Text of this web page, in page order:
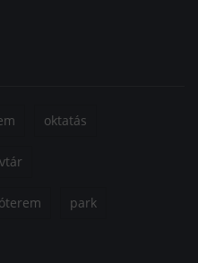
oktatás
park